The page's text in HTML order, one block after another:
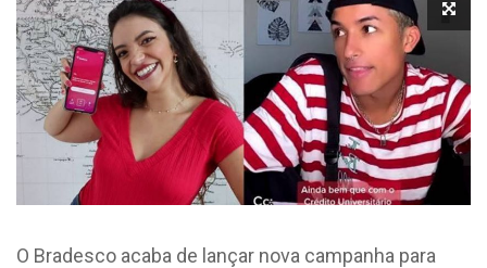
O Bradesco acaba de lançar nova campanha para